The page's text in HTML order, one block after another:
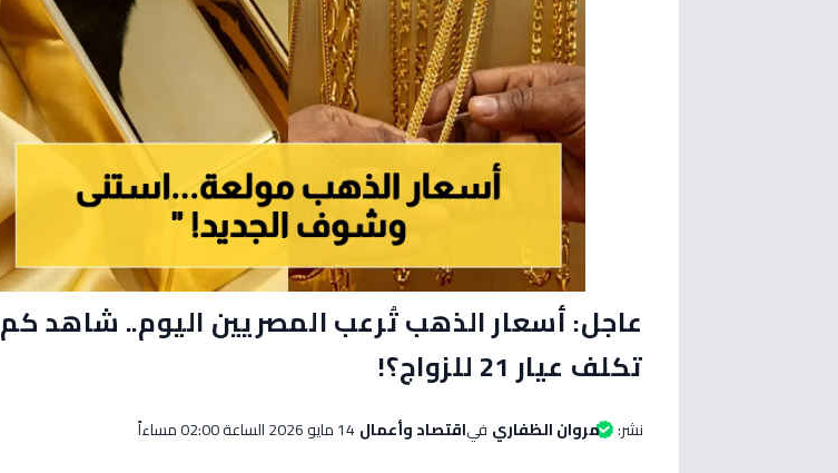
عاجل: أسعار الذهب تُرعب المصريين اليوم.. شاهد كم
تكلف عيار 21 للزواج؟!
نشر: مروان الظفاري فياقتصاد وأعمال14 مايو 2026 الساعة 02:00 مساءاً